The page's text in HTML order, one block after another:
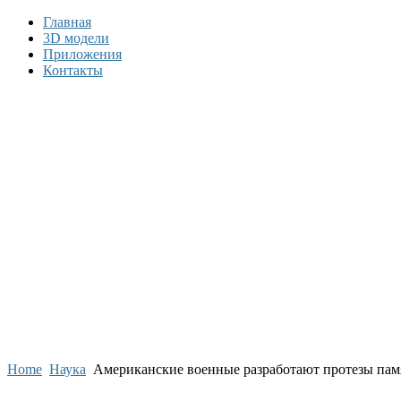
Главная
3D модели
Приложения
Контакты
Home Наука Американские военные разработают протезы